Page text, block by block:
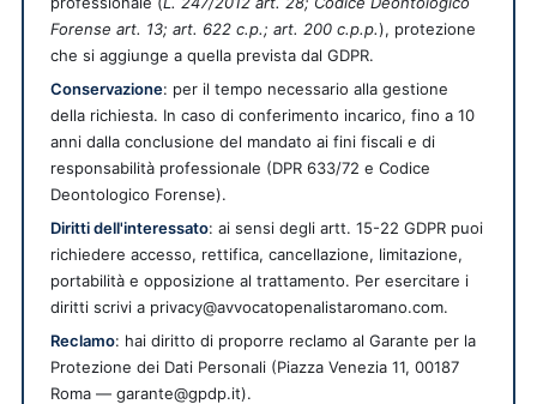
Forense art. 13; art. 622 c.p.; art. 200 c.p.p.), protezione
che si aggiunge a quella prevista dal GDPR.
Conservazione: per il tempo necessario alla gestione
della richiesta. In caso di conferimento incarico, fino a 10
anni dalla conclusione del mandato ai fini fiscali e di
responsabilità professionale (DPR 633/72 e Codice
Deontologico Forense).
Diritti dell'interessato: ai sensi degli artt. 15-22 GDPR puoi
richiedere accesso, rettifica, cancellazione, limitazione,
portabilità e opposizione al trattamento. Per esercitare i
diritti scrivi a privacy@avvocatopenalistaromano.com.
Reclamo: hai diritto di proporre reclamo al Garante per la
Protezione dei Dati Personali (Piazza Venezia 11, 00187
Roma — garante@gpdp.it).